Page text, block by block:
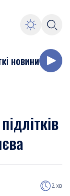
новини
2 хв